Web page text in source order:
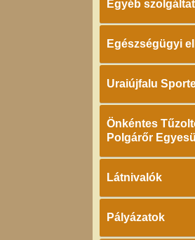
Egyéb
Egészségügyi
Uraiújfalu
Önkéntes
Polgárőr
Látnivalók
Pályázatok